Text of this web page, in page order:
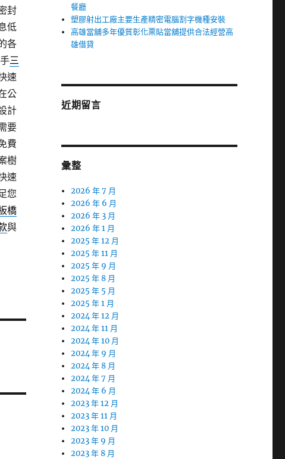
封
低
各
三
速
公
計
要
費
樹
速
您
橋
與
餐廳
塑膠射出工廠主要生產精密電腦割字機種安裝
高雄當舖多年優質彰化票貼當舖提供合法經營高
雄借貸
近期留言
彙整
2026 年 7 月
2026 年 6 月
2026 年 3 月
2026 年 1 月
2025 年 12 月
2025 年 11 月
2025 年 9 月
2025 年 8 月
2025 年 5 月
2025 年 1 月
2024 年 12 月
2024 年 11 月
2024 年 10 月
2024 年 9 月
2024 年 8 月
2024 年 7 月
2024 年 6 月
2023 年 12 月
2023 年 11 月
2023 年 10 月
2023 年 9 月
2023 年 8 月